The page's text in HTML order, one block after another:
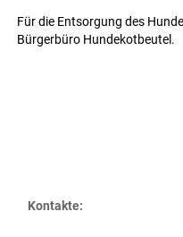
Für die Entsorgung des
Bürgerbüro Hundekotbeutel.
Kontakte: